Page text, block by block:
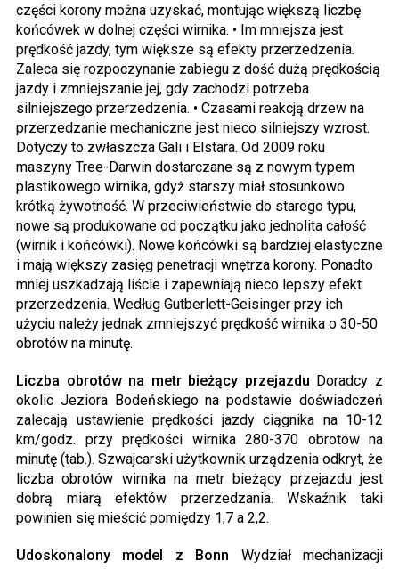
części korony można uzyskać, montując większą liczbę
końcówek w dolnej części wirnika. • Im mniejsza jest
prędkość jazdy, tym większe są efekty przerzedzenia.
Zaleca się rozpoczynanie zabiegu z dość dużą prędkością
jazdy i zmniejszanie jej, gdy zachodzi potrzeba
silniejszego przerzedzenia. • Czasami reakcją drzew na
przerzedzanie mechaniczne jest nieco silniejszy wzrost.
Dotyczy to zwłaszcza Gali i Elstara. Od 2009 roku
maszyny Tree-Darwin dostarczane są z nowym typem
plastikowego wirnika, gdyż starszy miał stosunkowo
krótką żywotność. W przeciwieństwie do starego typu,
nowe są produkowane od początku jako jednolita całość
(wirnik i końcówki). Nowe końcówki są bardziej elastyczne
i mają większy zasięg penetracji wnętrza korony. Ponadto
mniej uszkadzają liście i zapewniają nieco lepszy efekt
przerzedzenia. Według Gutberlett-Geisinger przy ich
użyciu należy jednak zmniejszyć prędkość wirnika o 30-50
obrotów na minutę.
Liczba obrotów na metr bieżący przejazdu Doradcy z
okolic Jeziora Bodeńskiego na podstawie doświadczeń
zalecają ustawienie prędkości jazdy ciągnika na 10-12
km/godz. przy prędkości wirnika 280-370 obrotów na
minutę (tab.). Szwajcarski użytkownik urządzenia odkryt, że
liczba obrotów wirnika na metr bieżący przejazdu jest
dobrą miarą efektów przerzedzania. Wskaźnik taki
powinien się mieścić pomiędzy 1,7 a 2,2.
Udoskonalony model z Bonn Wydział mechanizacji